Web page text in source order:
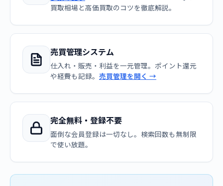
買取相場と高価買取のコツを徹底解説。
売買管理システム
仕入れ・販売・利益を一元管理。ポイント還元
や経費も記録。 売買管理を開く →
完全無料・登録不要
面倒な会員登録は一切なし。検索回数も無制限
で使い放題。